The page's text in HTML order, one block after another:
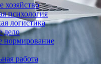
хозяйство
психология
логистика
дело
нормирование
работа